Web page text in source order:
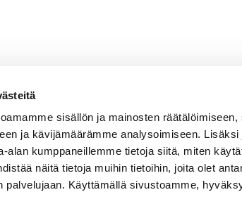
sisällön ja mainosten räätälöimiseen,
ja kävijämäärämme analysoimiseen.
alan kumppaneillemme tietoja siitä, miten
näitä tietoja muihin tietoihin, joita olet
palvelujaan. Käyttämällä sivustoamme,